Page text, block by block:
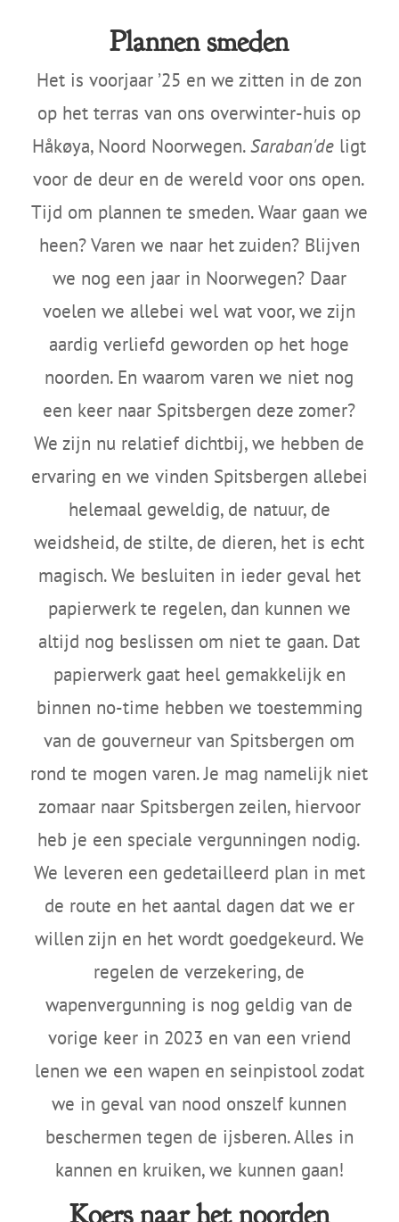
Plannen smeden
Het is voorjaar ’25 en we zitten in de zon
op het terras van ons overwinter-huis op
Håkøya, Noord Noorwegen.Saraban'de ligt
voor de deur en de wereld voor ons open.
Tijd om plannen te smeden. Waar gaan we
heen? Varen we naar het zuiden? Blijven
we nog een jaar in Noorwegen? Daar
voelen we allebei wel wat voor, we zijn
aardig verliefd geworden op het hoge
noorden. En waarom varen we niet nog
een keer naar Spitsbergen deze zomer?
We zijn nu relatief dichtbij, we hebben de
ervaring en we vinden Spitsbergen allebei
helemaal geweldig, de natuur, de
weidsheid, de stilte, de dieren, het is echt
magisch. We besluiten in ieder geval het
papierwerk te regelen, dan kunnen we
altijd nog beslissen om niet te gaan. Dat
papierwerk gaat heel gemakkelijk en
binnen no-time hebben we toestemming
van de gouverneur van Spitsbergen om
rond te mogen varen. Je mag namelijk niet
zomaar naar Spitsbergen zeilen, hiervoor
heb je een speciale vergunningen nodig.
We leveren een gedetailleerd plan in met
de route en het aantal dagen dat we er
willen zijn en het wordt goedgekeurd. We
regelen de verzekering, de
wapenvergunning is nog geldig van de
vorige keer in 2023 en van een vriend
lenen we een wapen en seinpistool zodat
we in geval van nood onszelf kunnen
beschermen tegen de ijsberen. Alles in
kannen en kruiken, we kunnen gaan!
Koers naar het noorden